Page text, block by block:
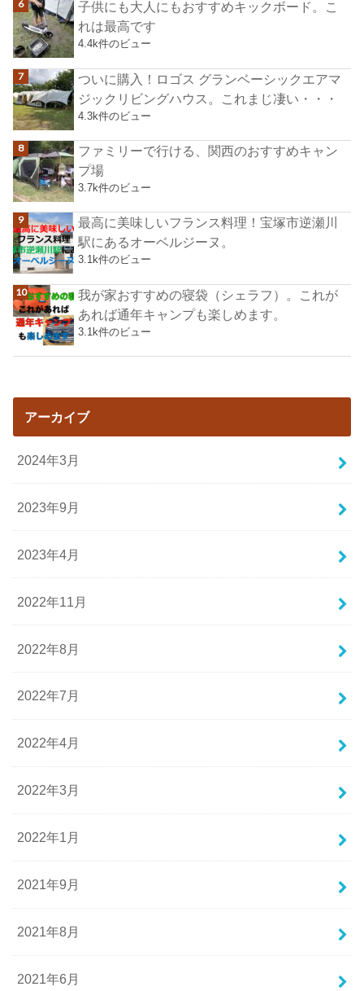
子供にも大人にもおすすめキックボード。こ
れは最高です
4.4k件のビュー
ついに購入！ロゴス グランベーシックエアマ
ジックリビングハウス。これまじ凄い・・・
4.3k件のビュー
ファミリーで行ける、関西のおすすめキャン
プ場
3.7k件のビュー
最高に美味しいフランス料理！宝塚市逆瀬川
駅にあるオーベルジーヌ。
3.1k件のビュー
我が家おすすめの寝袋（シェラフ）。これが
あれば通年キャンプも楽しめます。
3.1k件のビュー
アーカイブ
2024年3月
2023年9月
2023年4月
2022年11月
2022年8月
2022年7月
2022年4月
2022年3月
2022年1月
2021年9月
2021年8月
2021年6月